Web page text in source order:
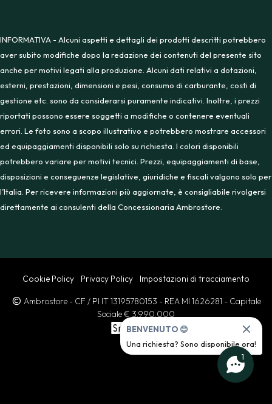
INFORMATIVA - Alcuni aspetti e dettagli dei prodotti descritti potrebbero
aver subito modifiche dopo la redazione dei contenuti del presente sito
anche per motivi legati alla produzione. Alcuni dati relativi a dotazioni,
esterni, prestazioni, dimensioni e pesi, consumo di carburante, costi di
gestione etc. sono da considerarsi puramente indicativi. Inoltre, i prezzi
riportati possono essere soggetti a modifiche o contenere eventuali
errori. Le foto sono a scopo illustrativo e potrebbero mostrare accessori
ed equipaggiamenti disponibili solo su richiesta. I colori disponibili
potrebbero variare per motivi tecnici. Prezzi, equipaggiamenti di base,
disposizioni e conseguenze legislative, giuridiche e fiscali valgono solo per
l’Italia. Per ricevere informazioni più aggiornate, è consigliabile rivolgersi
direttamente ai consulenti della Concessionaria Ambrostore.
Cookie Policy Privacy Policy Impostazioni di tracciamento
Ambrostore - CF / PI IT 13195780153 - REA MI 1626281 - Capitale
Sociale € 3.990.000
1
BENVENUTO 😊
Una richiesta? Sono disponibile ora!